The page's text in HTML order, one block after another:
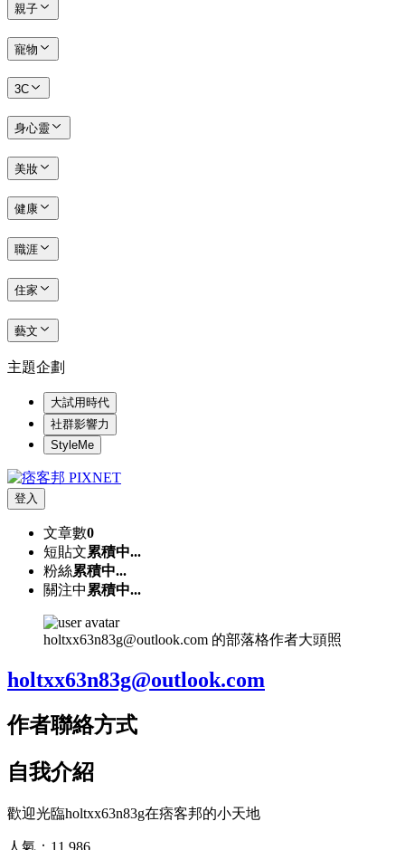
親子
寵物
3C
身心靈
美妝
健康
職涯
住家
藝文
主題企劃
大試用時代
社群影響力
StyleMe
登入
文章數0
短貼文累積中...
粉絲累積中...
關注中 累積中...
holtxx63n83g@outlook.com 的部落格作者大頭照
holtxx63n83g@outlook.com
作者聯絡方式
自我介紹
歡迎光臨holtxx63n83g在痞客邦的小天地
人氣： 11,986